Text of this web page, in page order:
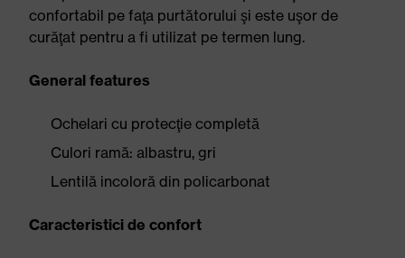
confortabil pe faţa purtătorului şi este uşor de
curăţat pentru a fi utilizat pe termen lung.
General features
Ochelari cu protecţie completă
Culori ramă: albastru, gri
Lentilă incoloră din policarbonat
Caracteristici de confort